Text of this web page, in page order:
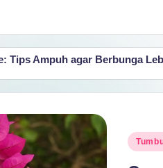
Tips Ampuh agar Berbunga
di VPS untuk Pemula
untuk Meningkatkan
Posted